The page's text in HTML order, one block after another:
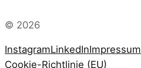
© 2026
InstagramLinkedInImpressum
Cookie-Richtlinie (EU)